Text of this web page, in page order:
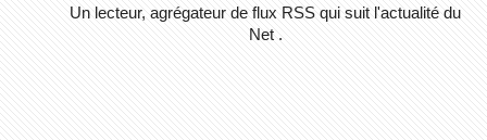
Un lecteur, agrégateur de flux RSS qui suit l'actualité du
Net .